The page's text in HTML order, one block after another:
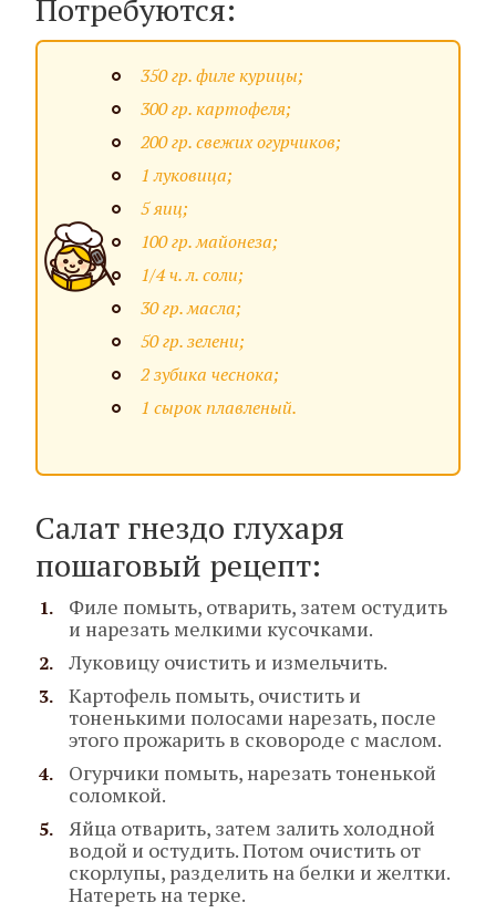
Потребуются:
350 гр. филе курицы;
300 гр. картофеля;
200 гр. свежих огурчиков;
1 луковица;
5 яиц;
100 гр. майонеза;
1/4 ч. л. соли;
30 гр. масла;
50 гр. зелени;
2 зубика чеснока;
1 сырок плавленый.
Салат гнездо глухаря
пошаговый рецепт:
Филе помыть, отварить, затем остудить
и нарезать мелкими кусочками.
Луковицу очистить и измельчить.
Картофель помыть, очистить и
тоненькими полосами нарезать, после
этого прожарить в сковороде с маслом.
Огурчики помыть, нарезать тоненькой
соломкой.
Яйца отварить, затем залить холодной
водой и остудить. Потом очистить от
скорлупы, разделить на белки и желтки.
Натереть на терке.